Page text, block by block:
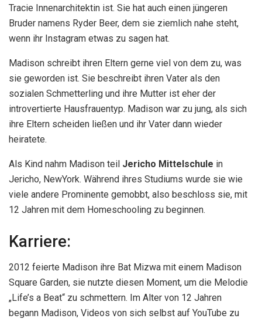
Tracie Innenarchitektin ist. Sie hat auch einen jüngeren
Bruder namens Ryder Beer, dem sie ziemlich nahe steht,
wenn ihr Instagram etwas zu sagen hat.
Madison schreibt ihren Eltern gerne viel von dem zu, was
sie geworden ist. Sie beschreibt ihren Vater als den
sozialen Schmetterling und ihre Mutter ist eher der
introvertierte Hausfrauentyp. Madison war zu jung, als sich
ihre Eltern scheiden ließen und ihr Vater dann wieder
heiratete.
Als Kind nahm Madison teil Jericho Mittelschule in
Jericho, NewYork. Während ihres Studiums wurde sie wie
viele andere Prominente gemobbt, also beschloss sie, mit
12 Jahren mit dem Homeschooling zu beginnen.
Karriere:
2012 feierte Madison ihre Bat Mizwa mit einem Madison
Square Garden, sie nutzte diesen Moment, um die Melodie
„Life’s a Beat“ zu schmettern. Im Alter von 12 Jahren
begann Madison, Videos von sich selbst auf YouTube zu